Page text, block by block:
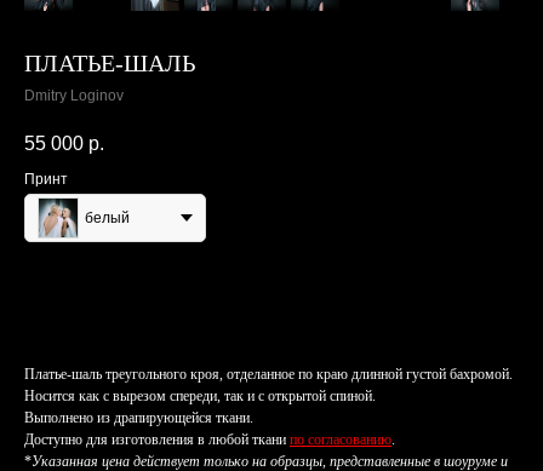
ПЛАТЬЕ-ШАЛЬ
Dmitry Loginov
55 000 р.
Принт
белый
Платье-шаль треугольного кроя, отделанное по краю длинной густой бахромой.
Носится как с вырезом спереди, так и с открытой спиной.
Выполнено из драпирующейся ткани.
Доступно для изготовления в любой ткани по согласованию
*Указанная цена действует только на образцы, представленные в шоуруме и